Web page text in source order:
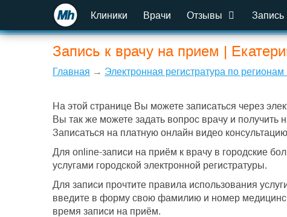
Клиники Врачи Отзывы Запись
Запись к врачу на прием |
Главная → Электронная регистратура по
На этой странице Вы можете записаться через
Вы так же можете задать вопрос врачу и получить
Записаться на платную онлайн видео
Для online-записи на приём к врачу в городские
услугами городской электронной регистратуры.
Для записи прочтите правила использования
введите в форму свою фамилию и номер
время записи на приём.